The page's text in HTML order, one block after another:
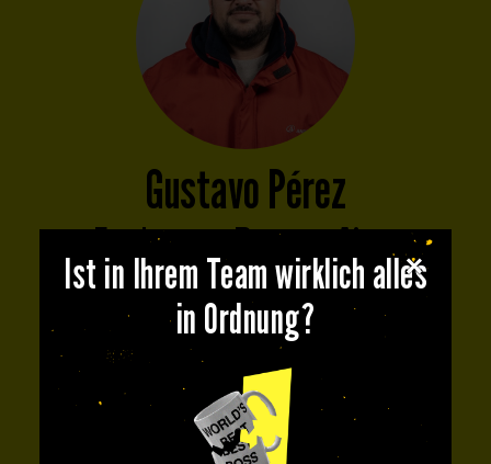
Ist in Ihrem Team wirklich alles
in Ordnung?
Gustavo Pérez
FuckupperBuenos Aires
Lizenznehmer und allgemeiner Koordinator